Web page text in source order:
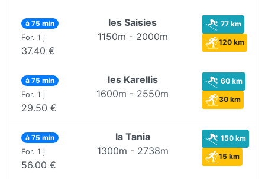
à 75 min
For. 1 j
37.40 €
les Saisies
1150m - 2000m
77 km
120 km
à 75 min
For. 1 j
29.50 €
les Karellis
1600m - 2550m
60 km
30 km
à 75 min
For. 1 j
56.00 €
la Tania
1300m - 2738m
150 km
15 km